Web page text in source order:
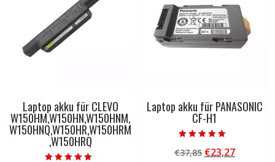
Laptop akku für CLEVO
W150HM,W150HN,W150HNM,
W150HNQ,W150HR,W150HRM
,W150HRQ
Laptop akku für PANASONIC
CF-H1
4.50
von 5
€37,85 Ursprünglicher
€23,27